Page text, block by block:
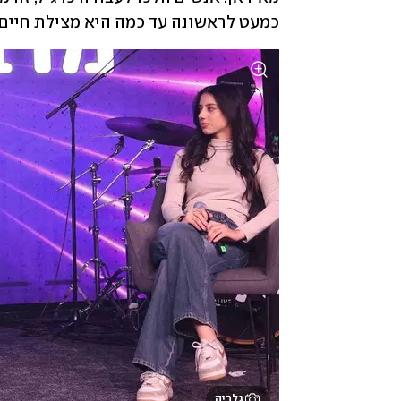
כמעט לראשונה עד כמה היא מצילת
גלריה